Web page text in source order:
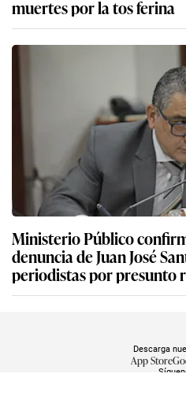
muertes por la tos ferina
Ministerio Público
denuncia de Juan José
periodistas por presunto
Descarga
App Store